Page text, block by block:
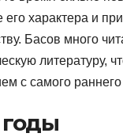
характера и
Басов много
литературу,
с самого раннего